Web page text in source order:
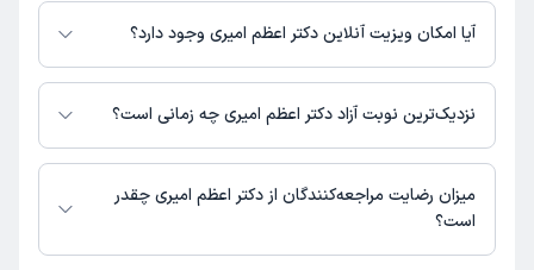
خوب کرد
کاربر دکترتو
درمانگاه شبانه روزی چهاردانگه تهران
آیا امکان ویزیت آنلاین دکتر اعظم امیری وجود دارد؟
در حال حاضر دکتر اعظم امیری مشاوره پزشکی تلفنی فعال دارند.
نزدیک‌ترین نوبت آزاد دکتر اعظم امیری چه زمانی است؟
دکتر اعظم امیری از روز شنبه 17 مرداد 1405 بیمار جدید می‌پذیرند.
میزان رضایت مراجعه‌کنندگان از دکتر اعظم امیری چقدر
است؟